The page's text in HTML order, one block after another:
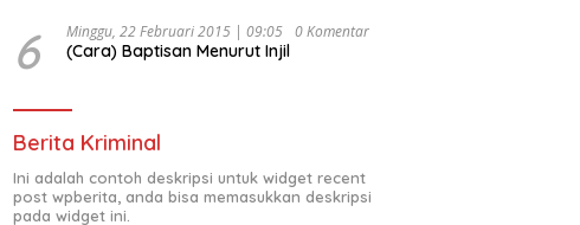
6 Minggu, 22 Februari 2015 | 09:05 0 Komentar
(Cara) Baptisan Menurut Injil
Berita Kriminal
Ini adalah contoh deskripsi untuk widget recent
post wpberita, anda bisa memasukkan deskripsi
pada widget ini.